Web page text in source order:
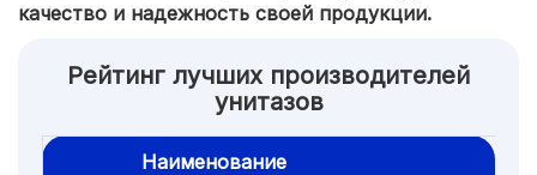
качество и надежность своей продукции.
Рейтинг лучших производителей
унитазов
Наименование